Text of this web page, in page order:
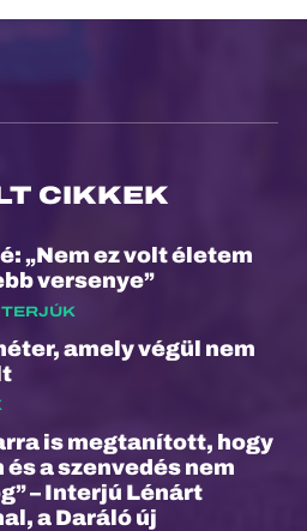
CIKKEK
„Nem ez volt életem
versenye”
amely végül nem
is megtanított, hogy
a szenvedés nem
– Interjú Lénárt
a Daráló új